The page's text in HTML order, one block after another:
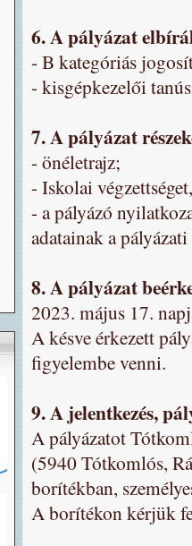
6. A pályázat
- B kategóriás
- kisgépkezelői
7. A pályázat
- önéletrajz;
- Iskolai
- a pályázó
adatainak a
8. A pályázat
2023. május 17.
A késve érkezett
figyelembe venni.
9. A jelentkezés,
A pályázatot
(5940 Tótkomlós,
borítékban,
A borítékon kérjük